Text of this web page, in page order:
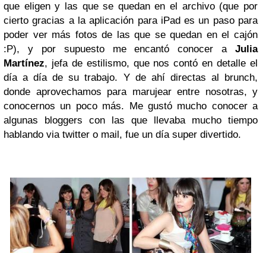
que eligen y las que se quedan en el archivo (que por
cierto gracias a la aplicación para iPad es un paso para
poder ver más fotos de las que se quedan en el cajón
:P), y por supuesto me encantó conocer a Julia
Martínez, jefa de estilismo, que nos contó en detalle el
día a día de su trabajo. Y de ahí directas al brunch,
donde aprovechamos para marujear entre nosotras, y
conocernos un poco más. Me gustó mucho conocer a
algunas bloggers con las que llevaba mucho tiempo
hablando via twitter o mail, fue un día super divertido.